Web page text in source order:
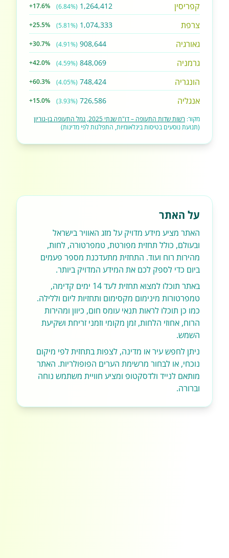
קפריסין 1,264,412
(6.84%)
+17.6%
צרפת 1,074,333
(5.81%)
+25.5%
גאורגיה 908,644
(4.91%)
+30.7%
גרמניה 848,069
(4.59%)
+42.0%
הונגריה 748,424
(4.05%)
+60.3%
אנגליה 726,586
(3.93%)
+15.0%
מקור: רשות שדות התעופה – דו"ח שנתי 2025, נמל התעופה בן-גוריון
(תנועת נוסעים בטיסות בינלאומיות, התפלגות לפי מדינות)
על האתר
האתר מציע מידע מדויק על מזג האוויר בישראל
ובעולם, כולל תחזית מפורטת, טמפרטורה, לחות,
מהירות רוח ועוד. התחזית מתעדכנת מספר פעמים
ביום כדי לספק לכם את המידע המדויק ביותר.
באתר תוכלו למצוא תחזית לעד 14 ימים קדימה,
טמפרטורות מינימום מקסימום ותחזיות ליום וללילה.
כמו כן תוכלו לראות תנאי עומס חום, כיוון ומהירות
הרוח, אחוזי הלחות, זמן מקומי וזמני זריחת ושקיעת
השמש.
ניתן לחפש עיר או מדינה, לצפות בתחזית לפי מיקום
נוכחי, או לבחור מרשימת הערים הפופולריות. האתר
מותאם לנייד ולדסקטופ ומציע חוויית משתמש נוחה
וברורה.